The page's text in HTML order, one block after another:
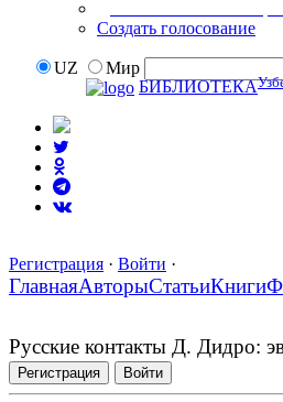
Создать голосование
UZ
Мир
БИБЛИОТЕКА
Регистрация · Войти ·
ГлавнаяАвторыСтатьиКниги
Русские контакты Д. Дидро:
Регистрация Войти